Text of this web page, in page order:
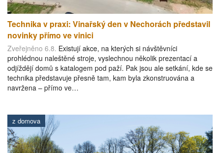
Technika v praxi: Vinařský den v Nechorách představil
novinky přímo ve vinici
Zveřejněno 6.8. Existují akce, na kterých si návštěvníci
prohlédnou naleštěné stroje, vyslechnou několik prezentací a
odjíždějí domů s katalogem pod paží. Pak jsou ale setkání, kde se
technika představuje přesně tam, kam byla zkonstruována a
navržena – přímo ve…
z domova